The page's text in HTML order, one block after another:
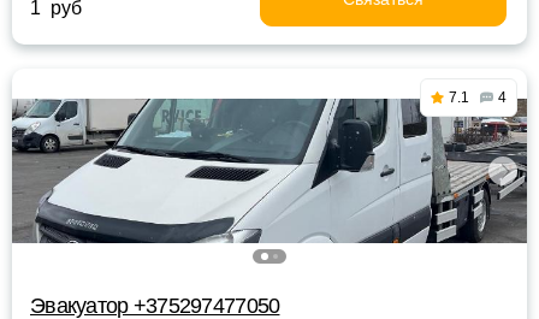
1 руб
7.1 4
Эвакуатор +375297477050